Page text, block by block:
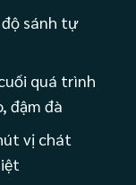
độ sánh tự
quá trình
đậm đà
vị chát